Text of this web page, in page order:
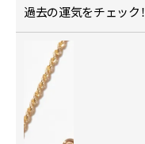
過去の運気をチェック！